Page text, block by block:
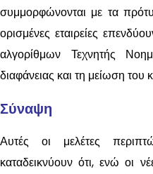
συμμορφώνονται με τα
ορισμένες εταιρείες
αλγορίθμων Τεχνητής
διαφάνειας και τη μείωση του
Σύναψη
Αυτές οι μελέτες
καταδεικνύουν ότι, ενώ οι